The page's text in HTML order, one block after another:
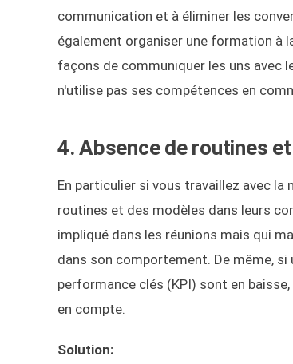
communication et à éliminer les
également organiser une formation à
façons de communiquer les uns avec
n'utilise pas ses compétences en
4. Absence de routines
En particulier si vous travaillez avec
routines et des modèles dans leurs
impliqué dans les réunions mais qui
dans son comportement. De même,
performance clés (KPI) sont en
en compte.
Solution: